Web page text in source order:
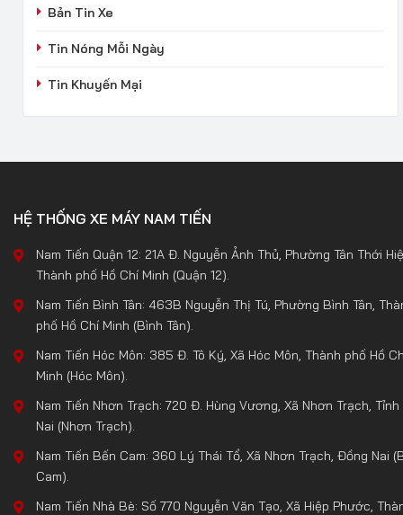
Bản Tin Xe
Tin Nóng Mỗi Ngày
Tin Khuyến Mại
HỆ THỐNG XE MÁY NAM TIẾN
Nam Tiến Quận 12: 21A Đ. Nguyễn Ảnh Thủ, Phường Tân Thới
Thành phố Hồ Chí Minh (Quận 12).
Nam Tiến Bình Tân: 463B Nguyễn Thị Tú, Phường Bình Tân,
phố Hồ Chí Minh (Bình Tân).
Nam Tiến Hóc Môn: 385 Đ. Tô Ký, Xã Hóc Môn, Thành phố Hồ
Minh (Hóc Môn).
Nam Tiến Nhơn Trạch: 720 Đ. Hùng Vương, Xã Nhơn Trạch,
Nai (Nhơn Trạch).
Nam Tiến Bến Cam: 360 Lý Thái Tổ, Xã Nhơn Trạch, Đồng Nai
Cam).
Nam Tiến Nhà Bè: Số 770 Nguyễn Văn Tạo, Xã Hiệp Phước,